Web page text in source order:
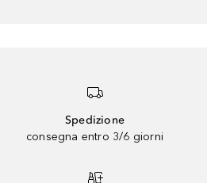
Spedizione
consegna entro 3/6 giorni